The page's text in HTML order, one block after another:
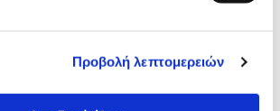
Προβολή λεπτομερειών
Inox Anti-
Ψυγειοκαταψύκτης Inox
539,00€